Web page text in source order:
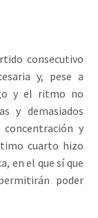
consecutivo
y, pese a
y el ritmo no
y demasiados
y
cuarto hizo
en el que sí que
poder